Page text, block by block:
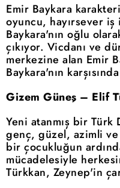
Emir Baykara
oyuncu, hayırsever iş
Baykara'nın oğlu
çıkıyor. Vicdanı ve
merkezine alan Emir
Baykara'nın
Gizem Güneş – Elif
Yeni atanmış bir
genç, güzel, azimli
bir çocukluğun
mücadelesiyle
Türkkan, Zeynep'in